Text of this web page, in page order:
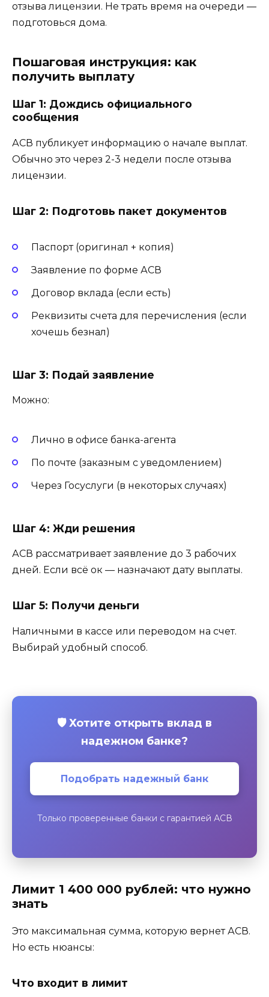
отзыва лицензии. Не трать время на очереди —
подготовься дома.
Пошаговая инструкция: как
получить выплату
Шаг 1: Дождись официального
сообщения
АСВ публикует информацию о начале выплат.
Обычно это через 2-3 недели после отзыва
лицензии.
Шаг 2: Подготовь пакет документов
Паспорт (оригинал + копия)
Заявление по форме АСВ
Договор вклада (если есть)
Реквизиты счета для перечисления (если
хочешь безнал)
Шаг 3: Подай заявление
Можно:
Лично в офисе банка-агента
По почте (заказным с уведомлением)
Через Госуслуги (в некоторых случаях)
Шаг 4: Жди решения
АСВ рассматривает заявление до 3 рабочих
дней. Если всё ок — назначают дату выплаты.
Шаг 5: Получи деньги
Наличными в кассе или переводом на счет.
Выбирай удобный способ.
🛡️ Хотите открыть вклад в
надежном банке?
Подобрать надежный банк
Только проверенные банки с гарантией АСВ
Лимит 1 400 000 рублей: что нужно
знать
Это максимальная сумма, которую вернет АСВ.
Но есть нюансы:
Что входит в лимит